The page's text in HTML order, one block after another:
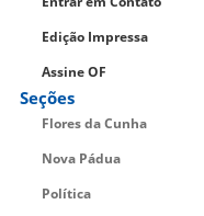
Edição Impressa
Assine OF
Seções
Flores da Cunha
Nova Pádua
Política